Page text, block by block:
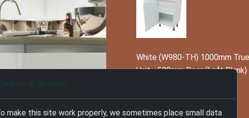
White (W980-TH) 1000mm
Unit - 500mm Door (Left
make this site work properly, we sometimes place small data